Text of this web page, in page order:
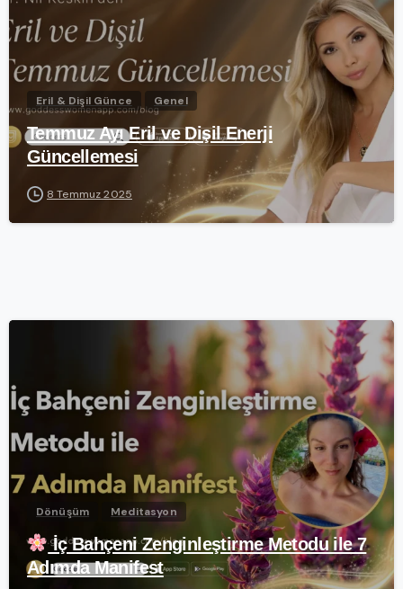
Eril & Dişil Günce Genel
Temmuz Ayı Eril ve Dişil Enerji
Güncellemesi
8 Temmuz 2025
Dönüşüm Meditasyon
İç Bahçeni Zenginleştirme Metodu ile 7
Adımda Manifest